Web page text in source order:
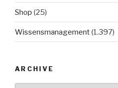
Shop (25)
Wissensmanagement(1.397)
ARCHIVE